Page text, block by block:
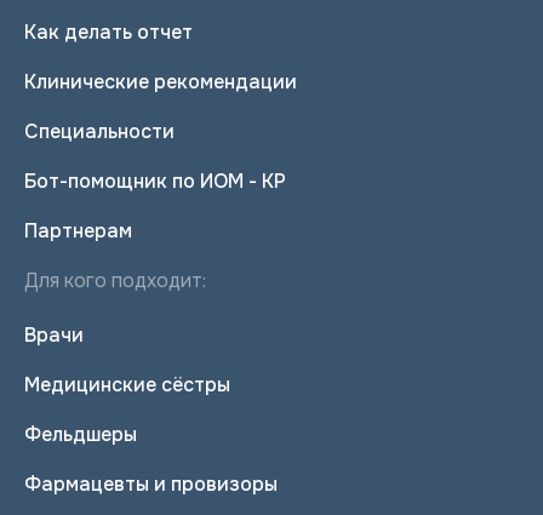
Как делать отчет
Клинические рекомендации
Специальности
Бот-помощник по ИОМ - КР
Партнерам
Для кого подходит:
Врачи
Медицинские сёстры
Фельдшеры
Фармацевты и провизоры